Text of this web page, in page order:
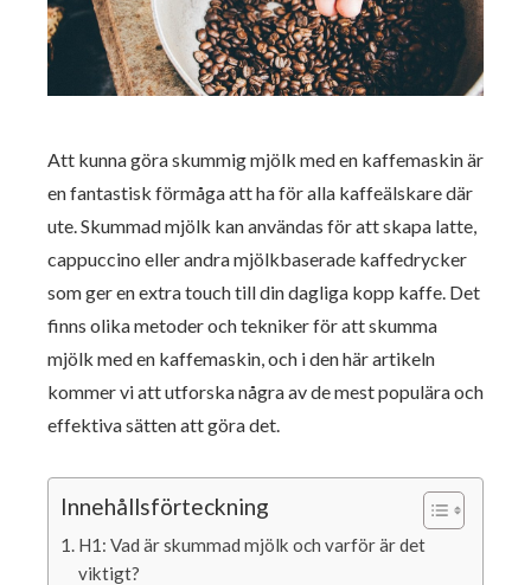
Att kunna göra skummig mjölk med en kaffemaskin är
en fantastisk förmåga att ha för alla kaffeälskare där
ute. Skummad mjölk kan användas för att skapa latte,
cappuccino eller andra mjölkbaserade kaffedrycker
som ger en extra touch till din dagliga kopp kaffe. Det
finns olika metoder och tekniker för att skumma
mjölk med en kaffemaskin, och i den här artikeln
kommer vi att utforska några av de mest populära och
effektiva sätten att göra det.
Innehållsförteckning
H1: Vad är skummad mjölk och varför är det
viktigt?